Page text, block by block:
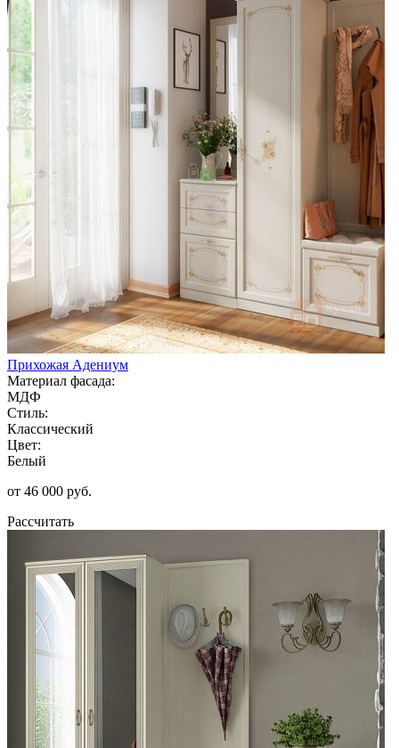
Прихожая Адениум
Материал фасада:
МДФ
Стиль:
Классический
Цвет:
Белый
от 46 000 руб.
Рассчитать